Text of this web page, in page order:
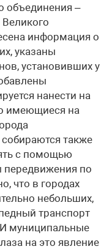
объединения –
информация о
указаны
установивших у
нанести на
имеющиеся на
также
с помощью
по
что в городах
небольших,
транспорт
И муниципальные
на это явление